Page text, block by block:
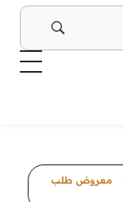
معروض طلب